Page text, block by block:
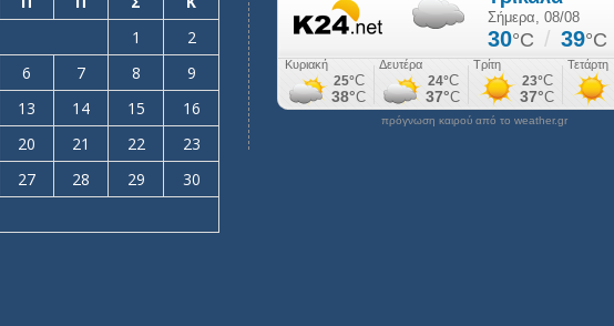
1
2
6 7 8
9
13 14 15
16
20 21 22
23
27 28 29
30
πρόγνωση καιρού από το weather.gr